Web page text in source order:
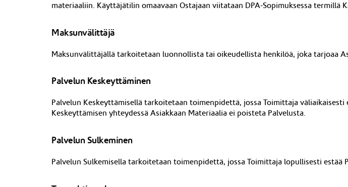
materiaaliin. Käyttäjätilin omaavaan Ostajaan viitataan DPA-Sopimuksessa termillä
Maksunvälittäjä
Maksunvälittäjällä tarkoitetaan luonnollista tai oikeudellista henkilöä, joka tarjoaa
Palvelun Keskeyttäminen
Palvelun Keskeyttämisellä tarkoitetaan toimenpidettä, jossa Toimittaja
Keskeyttämisen yhteydessä Asiakkaan Materiaalia ei poisteta Palvelusta.
Palvelun Sulkeminen
Palvelun Sulkemisella tarkoitetaan toimenpidettä, jossa Toimittaja lopullisesti estää